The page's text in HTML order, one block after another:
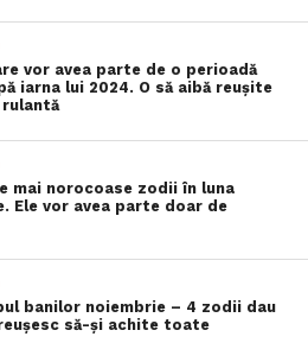
vor avea parte de o perioadă
iarna lui 2024. O să aibă reușite
rulantă
mai norocoase zodii în luna
Ele vor avea parte doar de
banilor noiembrie – 4 zodii dau
să-și achite toate